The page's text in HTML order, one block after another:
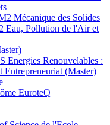
Mécanique des Solides
Eau, Pollution de l'Air et
Energies Renouvelables :
Entrepreneuriat (Master)
EuroteQ